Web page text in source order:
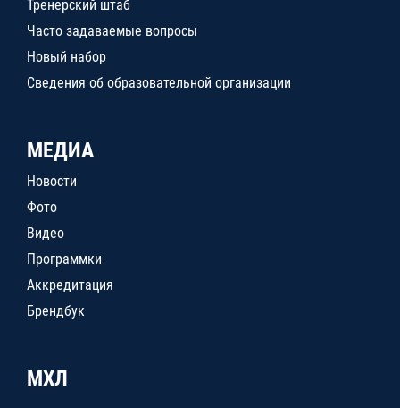
Тренерский штаб
Часто задаваемые вопросы
Новый набор
Сведения об образовательной организации
МЕДИА
Новости
Фото
Видео
Программки
Аккредитация
Брендбук
МХЛ